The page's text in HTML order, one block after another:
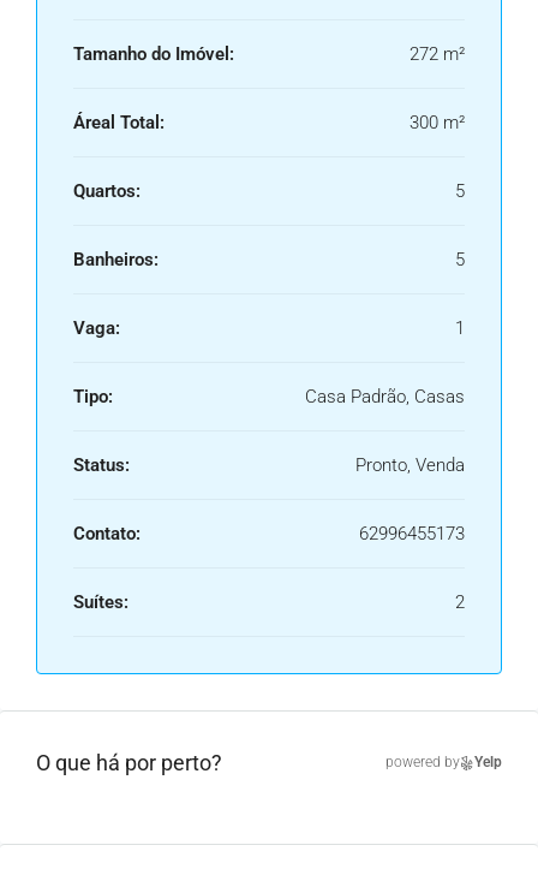
Tamanho do Imóvel: 272 m²
Áreal Total: 300 m²
Quartos: 5
Banheiros: 5
Vaga: 1
Tipo: Casa Padrão, Casas
Status: Pronto, Venda
Contato: 62996455173
Suítes: 2
O que há por perto? powered by Yelp